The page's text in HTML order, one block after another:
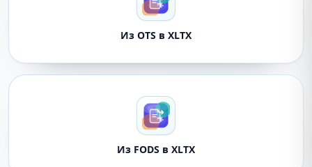
Из OTS в XLTX
Из FODS в XLTX